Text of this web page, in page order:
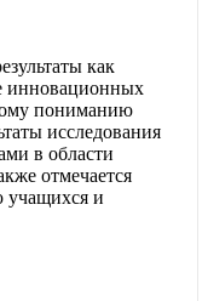
как
инновационных
пониманию
исследования
в области
отмечается
учащихся и